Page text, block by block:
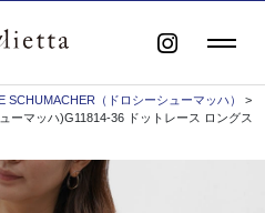
SCHUMACHER（ドロシーシューマッハ）
>
ーマッハ)G11814-36 ドットレース ロングス